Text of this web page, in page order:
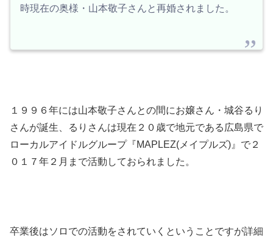
時現在の奥様・山本敬子さんと再婚されました。
１９９６年には山本敬子さんとの間にお嬢さん・城谷るり
さんが誕生、るりさんは現在２０歳で地元である広島県で
ローカルアイドルグループ『MAPLEZ(メイプルズ)』で２
０１７年２月まで活動しておられました。
卒業後はソロでの活動をされていくということですが詳細